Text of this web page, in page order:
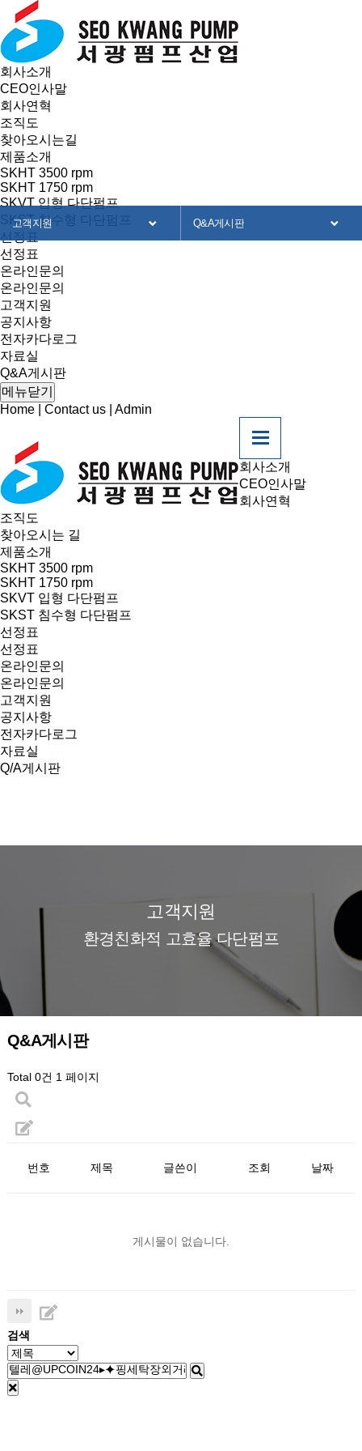
회사소개
CEO인사말
회사연혁
조직도
찾아오시는길
제품소개
SKHT 3500 rpm
SKHT 1750 rpm
SKVT 입형 다단펌프
SKST 침수형 다단펌프
선정표
선정표
온라인문의
온라인문의
고객지원
공지사항
전자카다로그
자료실
Q&A게시판
메뉴닫기
Home
Contact us Admin
회사소개
CEO인사말
회사연혁
조직도
찾아오시는 길
제품소개
SKHT 3500 rpm
SKHT 1750 rpm
SKVT 입형 다단펌프
SKST 침수형 다단펌프
선정표
선정표
온라인문의
온라인문의
고객지원
공지사항
전자카다로그
자료실
Q/A게시판
고객지원
환경친화적 고효율 다단펌프
고객지원 Q&A게시판
회사소개
제품소개
선정표
온라인문의
고객지원
Q&A게시판
Total 0건 1 페이지
번호 제목 글쓴이 조회 날짜
게시물이 없습니다.
검색